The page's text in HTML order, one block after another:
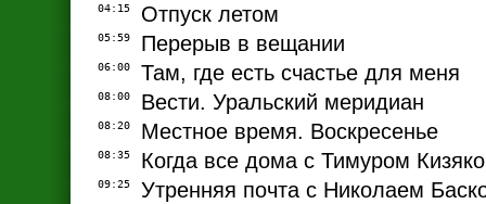
04:15 Отпуск летом
05:59 Перерыв в вещании
06:00 Там, где есть счастье для меня
08:00 Вести. Уральский меридиан
08:20 Местное время. Воскресенье
08:35 Когда все дома с Тимуром
09:25 Утренняя почта с Николаем